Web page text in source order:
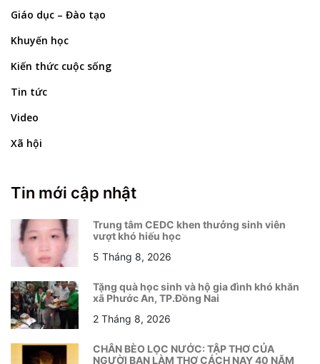
Giáo dục – Đào tạo
Khuyến học
Kiến thức cuộc sống
Tin tức
Video
Xã hội
Tin mới cập nhật
Trung tâm CEDC khen thưởng sinh viên
vượt khó hiếu học
5 Tháng 8, 2026
Tặng quà học sinh và hộ gia đình khó khăn
xã Phước An, TP.Đồng Nai
2 Tháng 8, 2026
CHÂN BÈO LỌC NƯỚC: TẬP THƠ CỦA
NGƯỜI BẠN LÀM THƠ CÁCH NAY 40 NĂM